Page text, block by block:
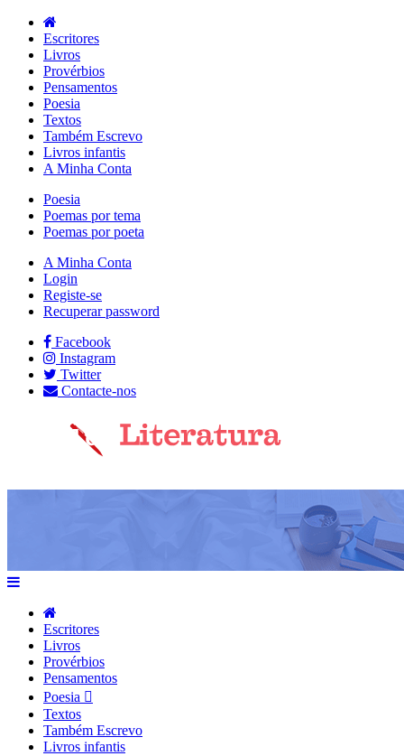
Escritores
Livros
Provérbios
Pensamentos
Poesia
Textos
Também Escrevo
Livros infantis
A Minha Conta
Poesia
Poemas por tema
Poemas por poeta
A Minha Conta
Login
Registe-se
Recuperar password
Facebook
Instagram
Twitter
Contacte-nos
Escritores
Livros
Provérbios
Pensamentos
Poesia
Textos
Também Escrevo
Livros infantis